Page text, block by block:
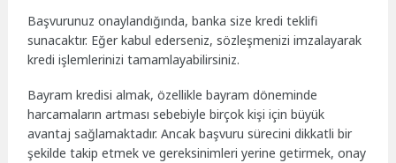
Başvurunuz onaylandığında, banka size kredi teklifi
sunacaktır. Eğer kabul ederseniz, sözleşmenizi imzalayarak
kredi işlemlerinizi tamamlayabilirsiniz.
Bayram kredisi almak, özellikle bayram döneminde
harcamaların artması sebebiyle birçok kişi için büyük
avantaj sağlamaktadır. Ancak başvuru sürecini dikkatli bir
şekilde takip etmek ve gereksinimleri yerine getirmek, onay